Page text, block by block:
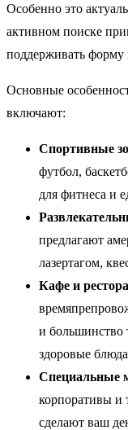
Особенно это
активном поиске
поддерживать форму
Основные
включают:
Спортивные
футбол,
для фитнеса и
предлагают
лазертагом,
Кафе и
и большинство
здоровые
Специальные
корпоративы и
сделают ваш